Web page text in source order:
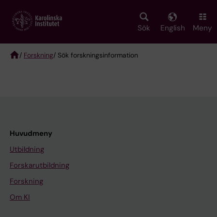
main
Sök English Meny
/ Forskning/ Sök forskningsinformation
Huvudmeny
Utbildning
Forskarutbildning
Forskning
Om KI